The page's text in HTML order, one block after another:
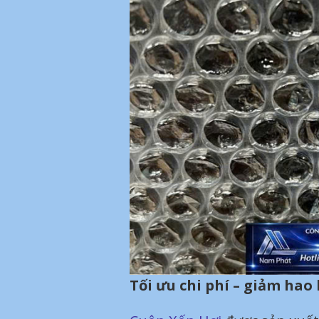
Tối ưu chi phí – giảm hao